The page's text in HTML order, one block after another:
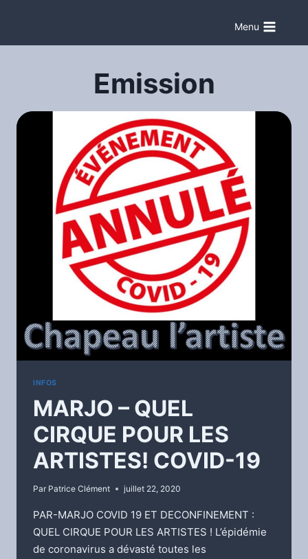
contenu
Menu
Emission
INFOS
MARJO – QUEL
CIRQUE POUR LES
ARTISTES! COVID-19
Par Patrice Clément juillet 22, 2020
PAR-MARJO COVID 19 ET DECONFINEMENT :
QUEL CIRQUE POUR LES ARTISTES ! L’épidémie
de coronavirus a dévasté toutes les